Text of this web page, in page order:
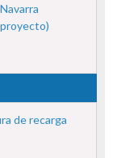
de recarga